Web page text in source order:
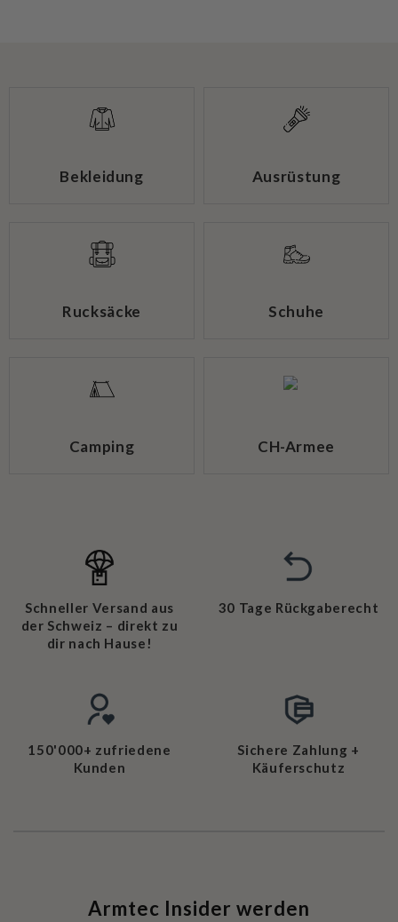
Bekleidung Ausrüstung
Rucksäcke Schuhe
Camping CH-Armee
Schneller Versand aus
der Schweiz – direkt zu
dir nach Hause!
30 Tage Rückgaberecht
150'000+ zufriedene
Kunden
Sichere Zahlung +
Käuferschutz
Armtec Insider werden